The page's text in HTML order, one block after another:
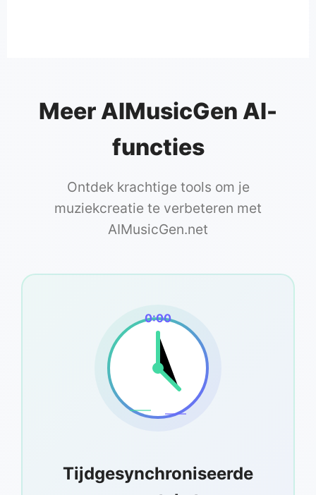
Meer AIMusicGen AI-
functies
Ontdek krachtige tools om je
muziekcreatie te verbeteren met
AIMusicGen.net
0:00
Tijdgesynchroniseerde